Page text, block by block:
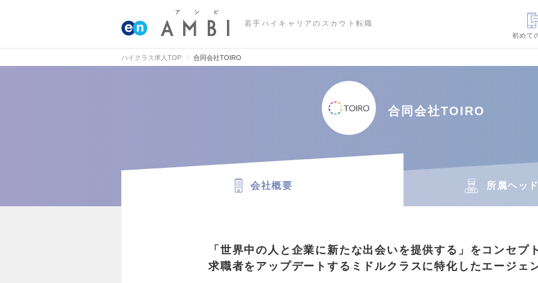
若手ハイキャリアのスカウト転職
初めて
ハイクラス求人TOP 合同会社TOIRO
合同会社TOIRO
会社概要 所属ヘッ
「世界中の人と企業に新たな出会いを提供する」をコンセプ
求職者をアップデートするミドルクラスに特化したエージェ